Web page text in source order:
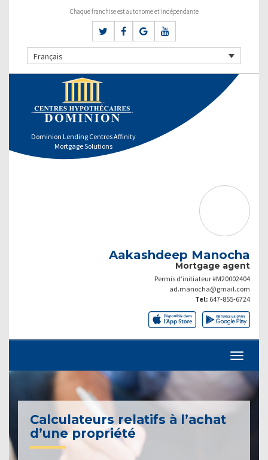
Chaque franchise est autonome et indépendante
Français
Dominion Lending Centres Affinity
Mortgage Solutions
Aakashdeep Manocha
Mortgage agent
Permis d’initiateur #M20002404
ad.manocha@gmail.com
Tel: 647-855-6724
Calculateurs relatifs à l’achat
d’une propriété